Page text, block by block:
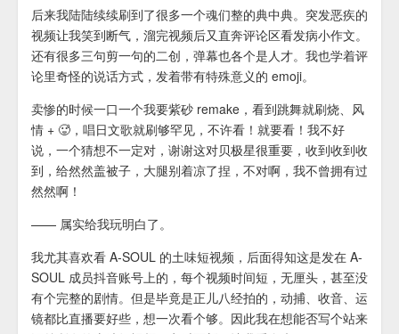
后来我陆陆续续刷到了很多一个魂们整的典中典。突发恶疾的
视频让我笑到断气，溜完视频后又直奔评论区看发病小作文。
还有很多三句剪一句的二创，弹幕也各个是人才。我也学着评
论里奇怪的说话方式，发着带有特殊意义的 emoji。
卖惨的时候一口一个我要紫砂 remake，看到跳舞就刷烧、风
情 + 🥵，唱日文歌就刷够罕见，不许看！就要看！我不好
说，一个猜想不一定对，谢谢这对贝极星很重要，收到收到收
到，给然然盖被子，大腿别着凉了捏，不对啊，我不曾拥有过
然然啊！
—— 属实给我玩明白了。
我尤其喜欢看 A-SOUL 的土味短视频，后面得知这是发在 A-
SOUL 成员抖音账号上的，每个视频时间短，无厘头，甚至没
有个完整的剧情。但是毕竟是正儿八经拍的，动捕、收音、运
镜都比直播要好些，想一次看个够。因此我在想能否写个站来